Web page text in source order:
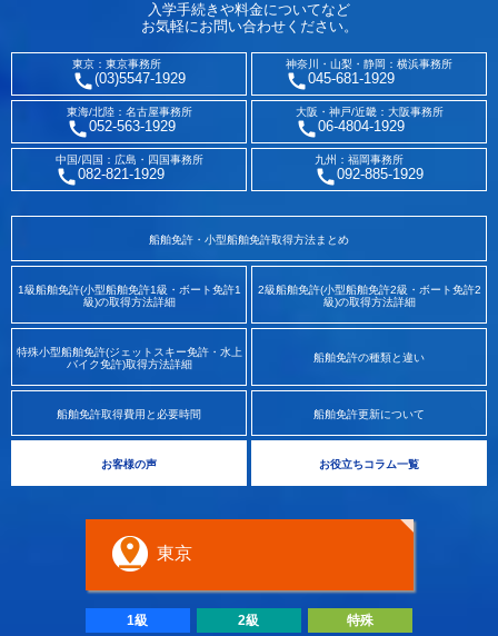
入学手続きや料金についてなど
お気軽にお問い合わせください。
東京：東京事務所
(03)5547-1929
神奈川・山梨・静岡：横浜事務所
045-681-1929
東海/北陸：名古屋事務所
052-563-1929
大阪・神戸/近畿：大阪事務所
06-4804-1929
中国/四国：広島・四国事務所
082-821-1929
九州：福岡事務所
092-885-1929
船舶免許・小型船舶免許取得方法まとめ
1級船舶免許(小型船舶免許1級・ボート免許1
級)の取得方法詳細
2級船舶免許(小型船舶免許2級・ボート免許2
級)の取得方法詳細
特殊小型船舶免許(ジェットスキー免許・水上
バイク免許)取得方法詳細
船舶免許の種類と違い
船舶免許取得費用と必要時間 船舶免許更新について
お客様の声 お役立ちコラム一覧
東京
1級
2級
特殊